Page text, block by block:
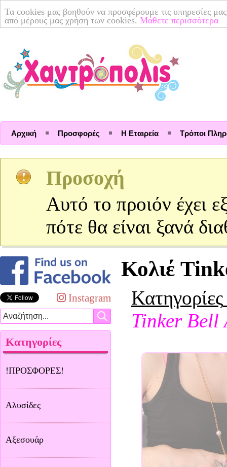
Τα cookies μας βοηθούν να προσφέρουμε τις υπηρεσίες
από μέρους μας χρήση των cookies. Μάθετε περισσότερα
Αρχική Προσφορές Η Εταιρεία Τρόποι
Προσοχή
Αυτό το προιόν έχει
πότε θα είναι ξανά
Instagram
Κατηγορίες
!ΠΡΟΣΦΟΡΕΣ!
Αλυσίδες
Αξεσουάρ
Κολιέ
Κατηγορίες
Tinker Bell